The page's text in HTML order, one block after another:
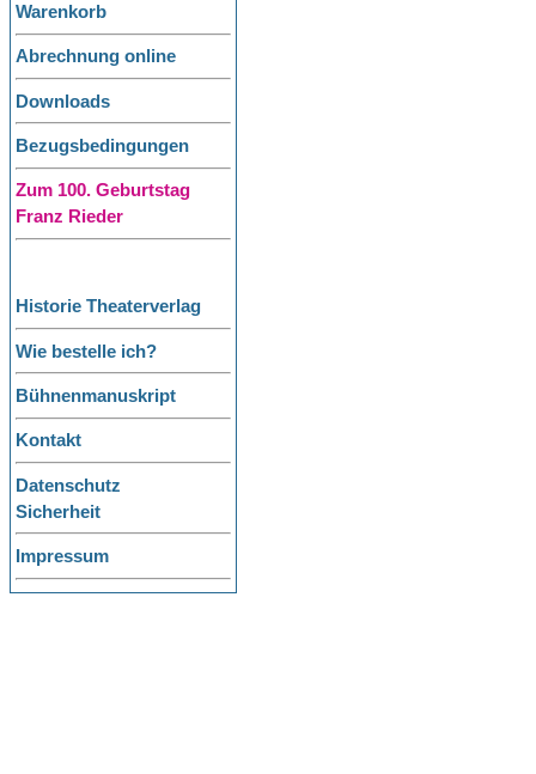
Warenkorb
Abrechnung online
Downloads
Bezugsbedingungen
Zum 100. Geburtstag
Franz Rieder
Historie Theaterverlag
Wie bestelle ich?
Bühnenmanuskript
Kontakt
Datenschutz
Sicherheit
Impressum